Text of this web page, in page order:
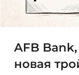
AFB
новая